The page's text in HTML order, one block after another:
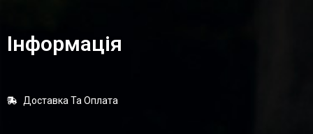
Інформація
Доставка Та Оплата